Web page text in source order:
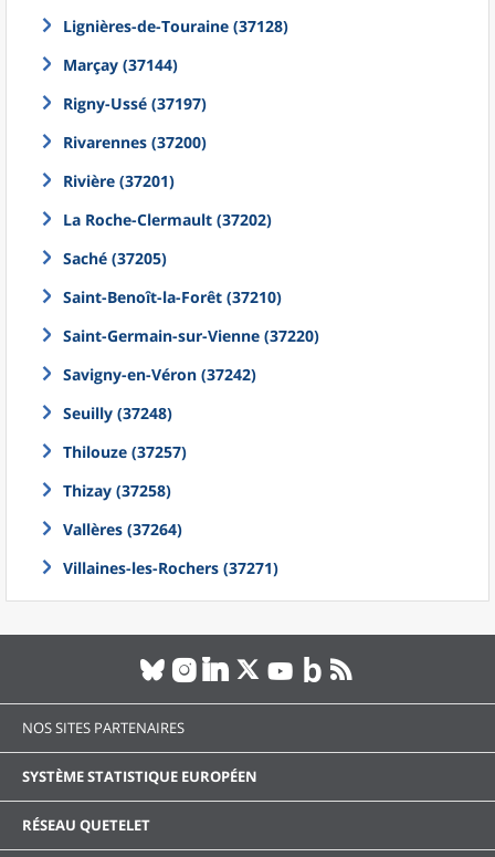
Lignières-de-Touraine (37128)
Marçay (37144)
Rigny-Ussé (37197)
Rivarennes (37200)
Rivière (37201)
La Roche-Clermault (37202)
Saché (37205)
Saint-Benoît-la-Forêt (37210)
Saint-Germain-sur-Vienne (37220)
Savigny-en-Véron (37242)
Seuilly (37248)
Thilouze (37257)
Thizay (37258)
Vallères (37264)
Villaines-les-Rochers (37271)
NOS SITES PARTENAIRES
SYSTÈME STATISTIQUE EUROPÉEN
RÉSEAU QUETELET